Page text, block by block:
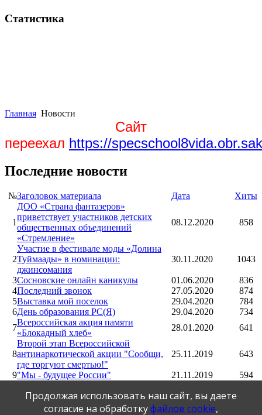
Статистика
Главная Новости
Сайт
переехал https://
Последние новости
№Заголовок материала Дата Хиты
1
ДОО «Страна фантазеров»
приветствует участников детских
общественных объединений
«Стремление»
08.12.2020 858
2
Участие в фестивале моды «Долина
Туймаады» в номинации:
джинсомания
30.11.2020 1043
3Сосновские онлайн каникулы 01.06.2020
836
4Последний звонок 27.05.2020
874
5Выставка мой поселок 29.04.2020
784
6День образования РС(Я) 29.04.2020
734
7
Всероссийская акция памяти
«Блокадный хлеб»
28.01.2020 641
8
Второй этап Всероссийской
антинаркотической акции "Сообщи,
где торгуют смертью!"
25.11.2019 643
9"Мы - будущее России" 21.11.2019
594
Конкурс рисунков "РОССИЯ - 2035" 03.11.2019
Конкурс талантов 03.11.2019
Продолжая использовать наш сайт, вы даете
согласие на обработкуфайлов cookie,